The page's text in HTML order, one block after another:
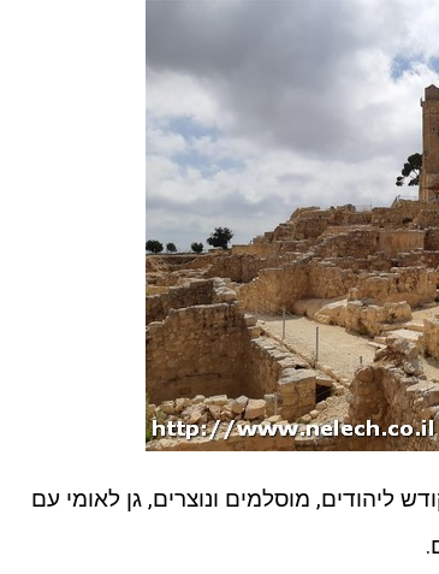
ליהודים, מוסלמים ונוצרים, גן לאומי עם